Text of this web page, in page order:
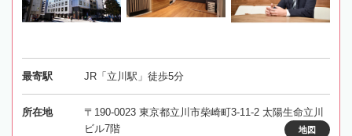
最寄駅 JR「立川駅」徒歩5分
所在地
〒190-0023 東京都立川市柴崎町3-11-2 太陽生命立川
ビル7階
地図